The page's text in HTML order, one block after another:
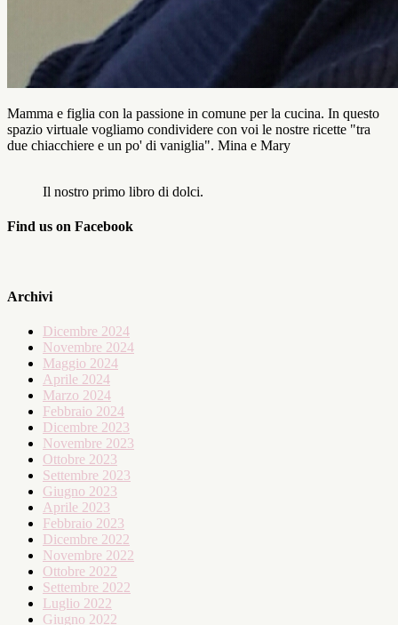
Mamma e figlia con la passione in comune per la cucina. In questo
spazio virtuale vogliamo condividere con voi le nostre ricette "tra
due chiacchiere e un po' di vaniglia". Mina e Mary
Il nostro primo libro di dolci.
Find us on Facebook
Archivi
Dicembre 2024
Novembre 2024
Maggio 2024
Aprile 2024
Marzo 2024
Febbraio 2024
Dicembre 2023
Novembre 2023
Ottobre 2023
Settembre 2023
Giugno 2023
Aprile 2023
Febbraio 2023
Dicembre 2022
Novembre 2022
Ottobre 2022
Settembre 2022
Luglio 2022
Giugno 2022